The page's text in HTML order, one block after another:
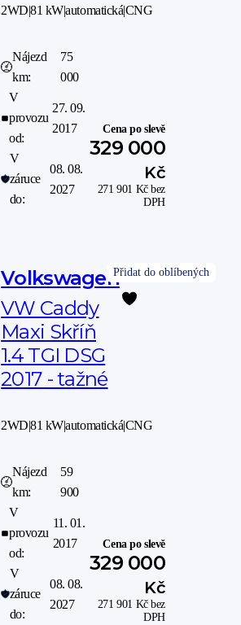
2WD|81 kW|automatická|CNG
Nájezd
km:
75
000
V
provozu
od:
27. 09.
2017
V
záruce
do:
08. 08.
2027
Cena po slevě
329 000
Kč
271 901 Kčbez
DPH
Volkswagen
VW Caddy
Maxi Skříň
1.4 TGI DSG
2017 - tažné
2WD|81 kW|automatická|CNG
Nájezd
km:
59
900
V
provozu
od:
11. 01.
2017
V
záruce
do:
08. 08.
2027
Cena po slevě
329 000
Kč
271 901 Kčbez
DPH